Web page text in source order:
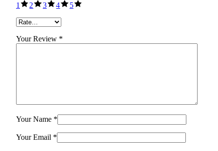
1 2 3 4 5
Your Review *
Your Name *
Your Email *